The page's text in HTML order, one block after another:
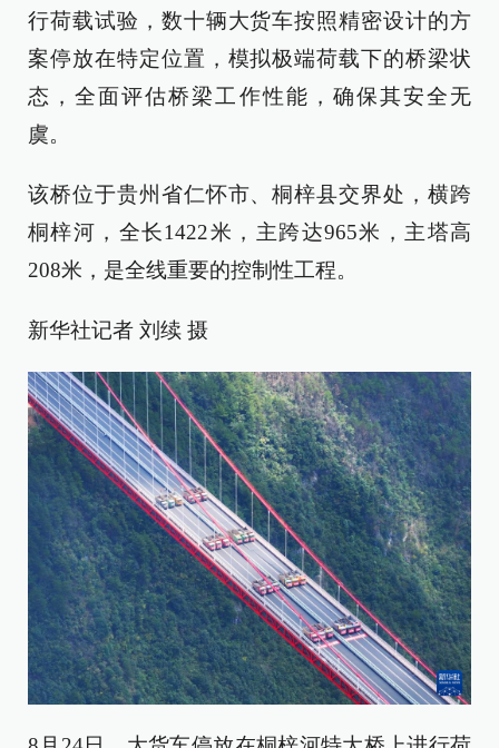
行荷载试验，数十辆大货车按照精密设计的方
案停放在特定位置，模拟极端荷载下的桥梁状
态，全面评估桥梁工作性能，确保其安全无
虞。
该桥位于贵州省仁怀市、桐梓县交界处，横跨
桐梓河，全长1422米，主跨达965米，主塔高
208米，是全线重要的控制性工程。
新华社记者 刘续 摄